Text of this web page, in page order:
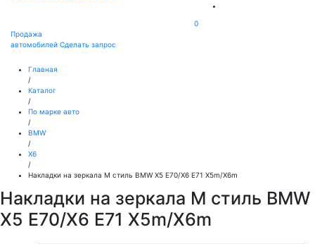
0
Продажа
автомобилей Сделать запрос
Главная
/
Каталог
/
По марке авто
/
BMW
/
X6
/
Накладки на зеркала M стиль BMW X5 E70/X6 E71 Х5m/X6m
Накладки на зеркала M стиль BMW
X5 E70/X6 E71 Х5m/X6m